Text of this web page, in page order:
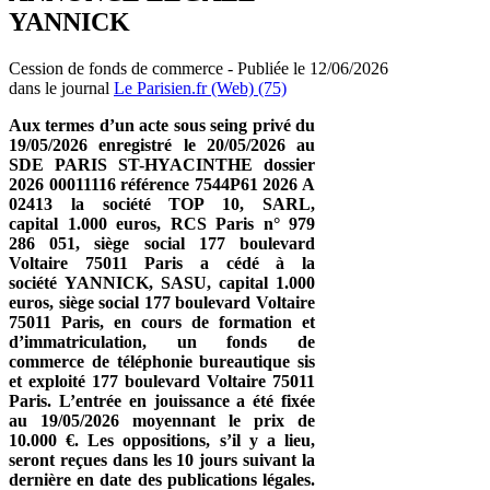
YANNICK
Cession de fonds de commerce - Publiée le 12/06/2026
dans le journal Le Parisien.fr (Web) (75)
Aux termes d’un acte sous seing privé du
19/05/2026 enregistré le 20/05/2026 au
SDE PARIS ST-HYACINTHE dossier
2026 00011116 référence 7544P61 2026 A
02413 la société TOP 10, SARL,
capital 1.000 euros, RCS Paris n° 979
286 051, siège social 177 boulevard
Voltaire 75011 Paris a cédé à la
société YANNICK, SASU, capital 1.000
euros, siège social 177 boulevard Voltaire
75011 Paris, en cours de formation et
d’immatriculation, un fonds de
commerce de téléphonie bureautique sis
et exploité 177 boulevard Voltaire 75011
Paris. L’entrée en jouissance a été fixée
au 19/05/2026 moyennant le prix de
10.000 €. Les oppositions, s’il y a lieu,
seront reçues dans les 10 jours suivant la
dernière en date des publications légales.